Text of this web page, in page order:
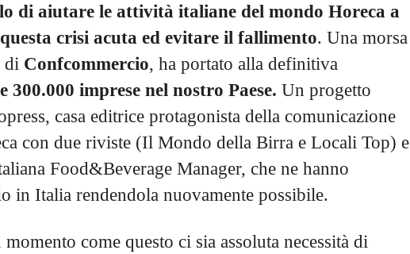
di aiutare le attività italiane del mondo Horeca a
crisi acuta ed evitare il fallimento. Una morsa
di Confcommercio, ha portato alla definitiva
300.000 imprese nel nostro Paese. Un progetto
casa editrice protagonista della comunicazione
con due riviste (Il Mondo della Birra e Locali Top) e
Food&Beverage Manager, che ne hanno
in Italia rendendola nuovamente possibile.
come questo ci sia assoluta necessità di